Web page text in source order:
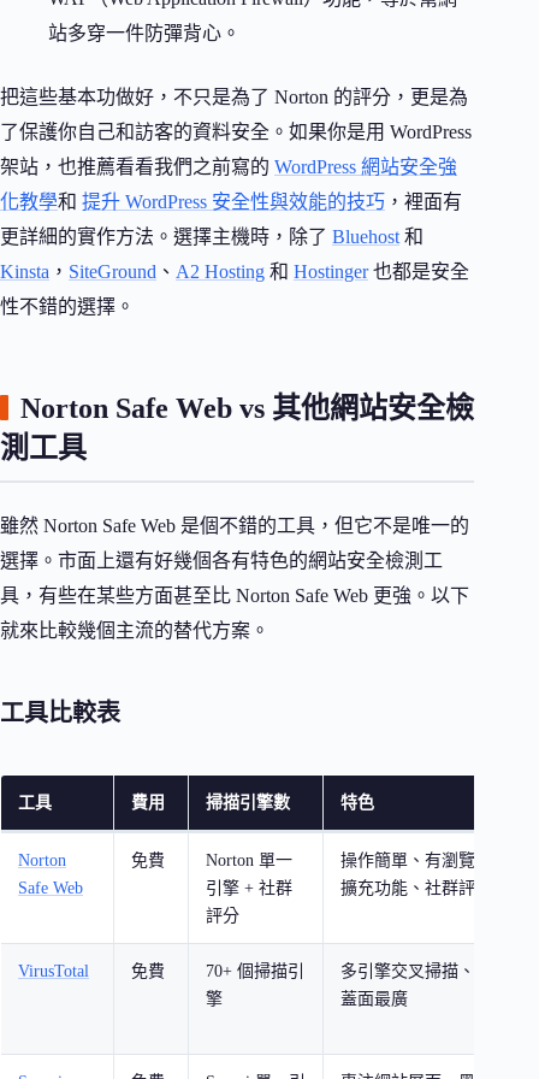
站多穿一件防彈背心。
把這些基本功做好，不只是為了 Norton 的評分，更是為
了保護你自己和訪客的資料安全。如果你是用 WordPress
架站，也推薦看看我們之前寫的 WordPress 網站安全強
化教學和 提升 WordPress 安全性與效能的技巧 ，裡面有
更詳細的實作方法。選擇主機時，除了 Bluehost 和
Kinsta ， SiteGround 、 A2 Hosting 和 Hostinger也都是安全
性不錯的選擇。
Norton Safe Web vs 其他網站安全檢
測工具
雖然 Norton Safe Web 是個不錯的工具，但它不是唯一的
選擇。市面上還有好幾個各有特色的網站安全檢測工
具，有些在某些方面甚至比 Norton Safe Web 更強。以下
就來比較幾個主流的替代方案。
工具比較表
工具 費用 掃描引擎數 特色
Norton
Safe Web
免費
Norton 單一
引擎 + 社群
評分
操作簡單、有瀏覽器
擴充功能、社群評論
VirusTotal 免費
70+ 個掃描引
擎
多引擎交叉掃描、覆
蓋面最廣